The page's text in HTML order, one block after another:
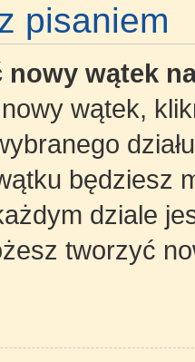
pisaniem
nowy wątek
wątek,
będziesz
dziale
tworzyć